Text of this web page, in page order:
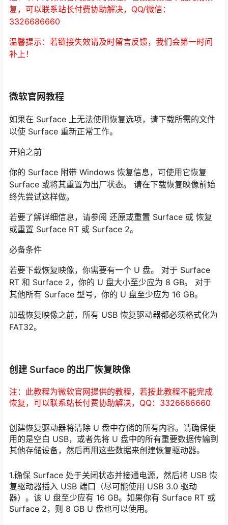
复，可以联系站长付费协助解决，QQ/微信：
3326686660
温馨提示：若链接失效请及时留言反馈，我们会第一时间
补上！
微软官网教程
如果在 Surface 上无法使用恢复选项，请下载所需的文件
以使 Surface 重新正常工作。
开始之前
你的 Surface 附带 Windows 恢复信息，可使用它恢复
Surface 或将其重置为出厂状态。 请在下载恢复映像前始
终先尝试这样做。
若要了解详细信息，请参阅 还原或重置 Surface 或 恢复
或重置 Surface RT 或 Surface 2。
必备条件
若要下载恢复映像，你需要有一个 U 盘。 对于 Surface
RT 和 Surface 2，你的 U 盘大小至少应为 8 GB。 对于
其他所有 Surface 型号，你的 U 盘至少应为 16 GB。
加载恢复映像之前，所有 USB 恢复驱动器都必须格式化为
FAT32。
创建 Surface 的出厂恢复映像
注：此教程为微软官网提供的教程，若按此教程不能完成
恢复，可以联系站长付费协助解决，QQ：3326686660
创建恢复驱动器将清除 U 盘中存储的所有内容。请确保使
用的是空白 USB，或者先将 U 盘中的所有重要数据传输到
其他存储设备，然后再用这些数据来创建恢复驱动器。
1.确保 Surface 处于关闭状态并接通电源，然后将 USB 恢
复驱动器插入 USB 端口（尽可能使用 USB 3.0 驱动
器）。该 U 盘至少应有 16 GB。如果你有 Surface RT 或
Surface 2，则 8 GB U 盘也可以使用。